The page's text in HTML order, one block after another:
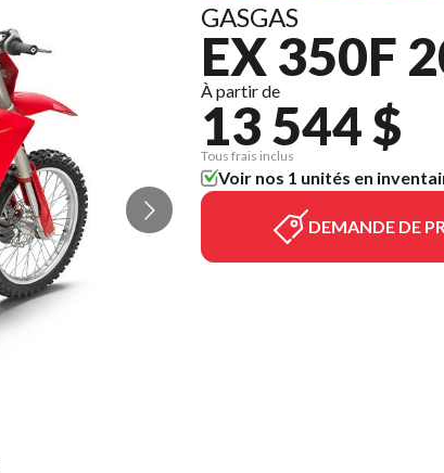
GASGAS
EX 350F
À partir de
13 544 $
Tous frais inclus
Voir nos 1 unités en
DEMANDE DE